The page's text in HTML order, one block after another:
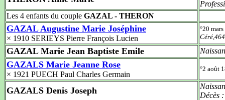
Les 4 enfants du couple GAZAL - THERON
GAZAL Augustine Marie Joséphine
× 1910 SERIEYS Pierre François Lucien
°20
GAZAL Marie Jean Baptiste Emile
GAZALS Marie Jeanne Rose
× 1921 PUECH Paul Charles Germain
°2 août
GAZALS Denis Joseph
Décès